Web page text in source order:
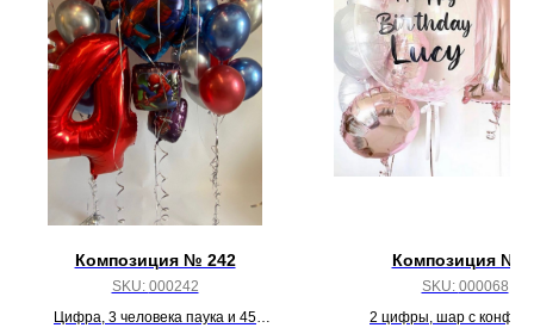
Композиция № 242
SKU: 000242
Цифра, 3 человека паука и 45
Композиция
SKU: 000068
2 цифры, шар с